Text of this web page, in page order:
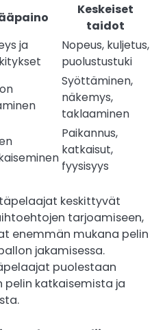
Keskeiset
taidot
ja
Nopeus, kuljetus,
puolustustuki
Syöttäminen,
näkemys,
taklaaminen
Paikannus,
katkaisut,
fyysisyys
keskittyvät
tarjoamiseen,
enemmän mukana pelin
jakamisessa.
puolestaan
katkaisemista ja